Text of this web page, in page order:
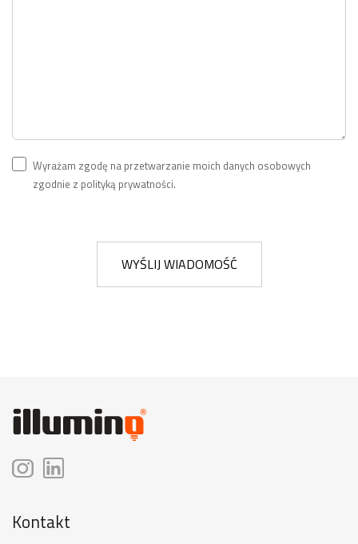
Wyrażam zgodę na przetwarzanie moich danych osobowych
zgodnie z polityką prywatności.
WYŚLIJ WIADOMOŚĆ
Kontakt